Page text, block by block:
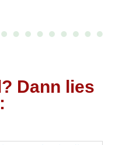
Dann lies